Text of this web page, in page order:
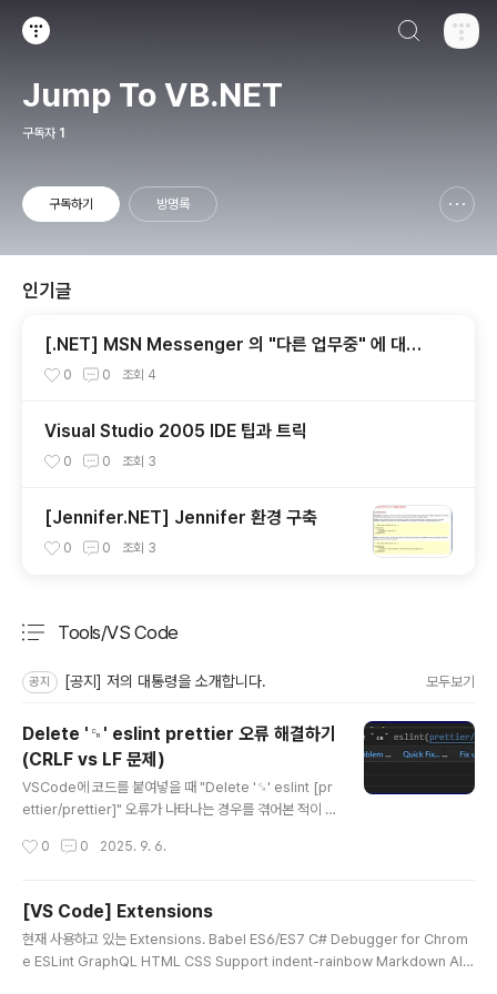
Jump To VB.NET
구독자 1
구독하기 방명록
인기글
[.NET] MSN Messenger 의 "다른 업무중" 에 대한
고찰...
0 0 조회 4
Visual Studio 2005 IDE 팁과 트릭
0 0 조회 3
[Jennifer.NET] Jennifer 환경 구축
0 0 조회 3
Tools/VS Code
공지 [공지] 저의 대통령을 소개합니다. 모두보기
Delete '␍' eslint prettier 오류 해결하기
(CRLF vs LF 문제)
VSCode에 코드를 붙여넣을 때 "Delete '␍' eslint [pr
ettier/prettier]" 오류가 나타나는 경우를 겪어본 적이 있
제의 줄바꿈 문자 차이(CRLF vs LF) 때문에 발생합니다.
줄바꿈 문자 통일하기 (LF로 변경) Prettier 설정에서 en
dOfLine 옵션 지정하기 ESLint와 Prettier 설정 조화시
키기 기존 파일 줄바꿈 문자 변환 방법 CRLF와 LF 줄바꿈
0 0 2025. 9. 6.
[VS Code] Extensions
현재 사용하고 있는 Extensions. Babel ES6/ES7 C# Debugger for Chrom
e ESLint GraphQL HTML CSS Support indent-rainbow Markdown All i